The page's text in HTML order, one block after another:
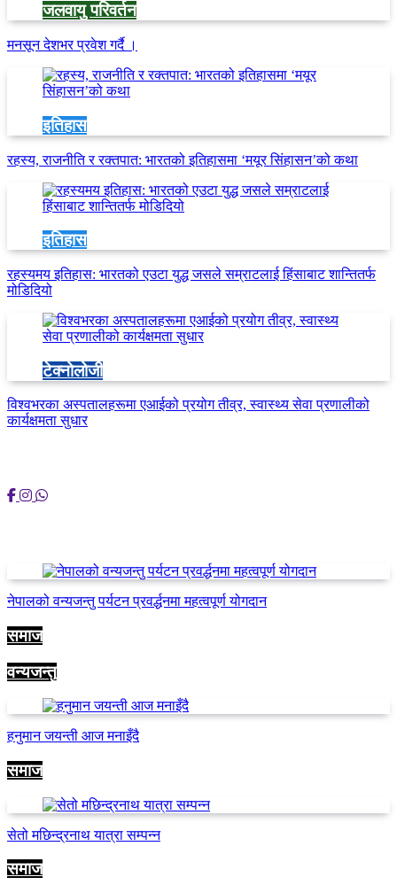
जलवायु परिवर्तन
मनसून देशभर प्रवेश गर्दै ।
इतिहास
रहस्य, राजनीति र रक्तपात: भारतको इतिहासमा ‘मयूर सिंहासन’को कथा
इतिहास
रहस्यमय इतिहास: भारतको एउटा युद्ध जसले सम्राटलाई हिंसाबाट शान्तितर्फ
मोडिदियो
टेक्नोलोजी
विश्वभरका अस्पतालहरूमा एआईको प्रयोग तीव्र, स्वास्थ्य सेवा प्रणालीको
कार्यक्षमता सुधार
नेपालको वन्यजन्तु पर्यटन प्रवर्द्धनमा महत्वपूर्ण योगदान
समाज
वन्यजन्तु
हनुमान जयन्ती आज मनाइँदै
समाज
सेतो मछिन्द्रनाथ यात्रा सम्पन्न
समाज